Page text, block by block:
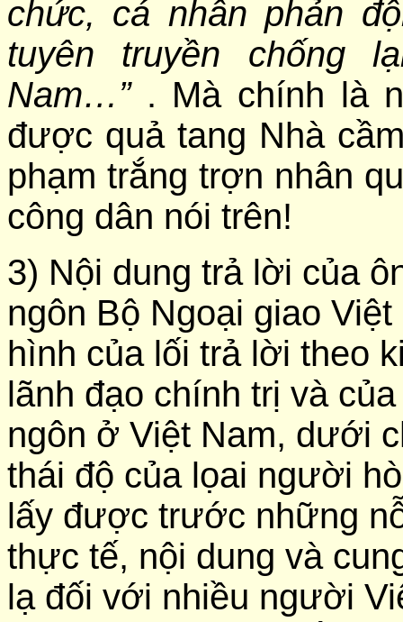
chức, cá nhân phản
tuyên truyền chống
Nam…”. Mà chính là
được quả tang Nhà
phạm trắng trợn nhân
công dân nói trên!
3) Nội dung trả lời của
ngôn Bộ Ngoại giao
hình của lối trả lời theo
lãnh đạo chính trị và
ngôn ở Việt Nam, dưới
thái độ của lọai người
lấy được trước những
thực tế, nội dung và
lạ đối với nhiều người